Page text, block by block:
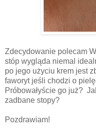
Zdecydowanie polecam
stóp wygląda niemal
po jego użyciu krem jest
faworyt jeśli chodzi o
Próbowałyście go już?
zadbane stopy?
Pozdrawiam!